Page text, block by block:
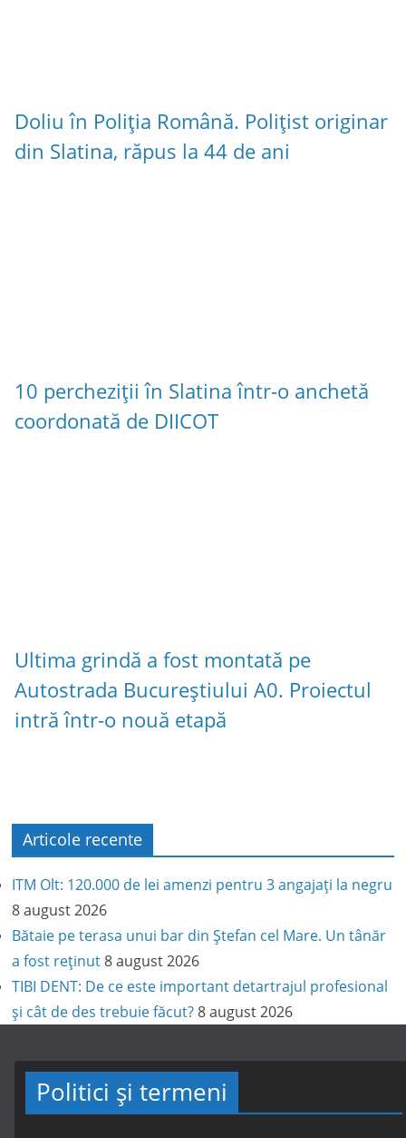
Doliu în Poliția Română. Polițist originar
din Slatina, răpus la 44 de ani
10 percheziții în Slatina într-o anchetă
coordonată de DIICOT
Ultima grindă a fost montată pe
Autostrada Bucureștiului A0. Proiectul
intră într-o nouă etapă
Articole recente
ITM Olt: 120.000 de lei amenzi pentru 3 angajați la negru
8 august 2026
Bătaie pe terasa unui bar din Ștefan cel Mare. Un tânăr
a fost reținut 8 august 2026
TIBI DENT: De ce este important detartrajul profesional
și cât de des trebuie făcut? 8 august 2026
Politici și termeni